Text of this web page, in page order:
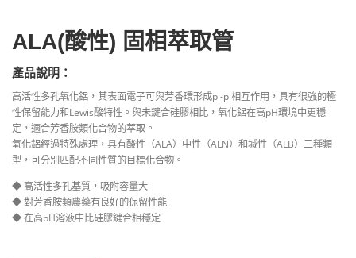
ALA(酸性) 固相萃取管
產品說明：
高活性多孔氧化鋁，其表面電子可與芳香環形成pi-pi相互作用，具有很強的極
性保留能力和Lewis酸特性。與未鍵合硅膠相比，氧化鋁在高pH環境中更穩
定，適合芳香胺類化合物的萃取。
氧化鋁經過特殊處理，具有酸性（ALA）中性（ALN）和堿性（ALB）三種類
型，可分別匹配不同性質的目標化合物。
◆ 高活性多孔基質，吸附容量大
◆ 對芳香胺類農藥有良好的保留性能
◆ 在高pH溶液中比硅膠鍵合相穩定